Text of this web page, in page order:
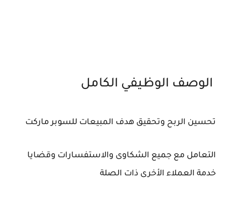
الوصف الوظيفي الكامل
تحسين الربح وتحقيق هدف المبيعات للسوبر ماركت
التعامل مع جميع الشكاوى والاستفسارات وقضايا
خدمة العملاء الأخرى ذات الصلة